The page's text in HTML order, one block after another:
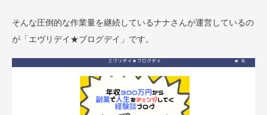
そんな圧倒的な作業量を継続しているナナさんが運営しているの
が「エヴリデイ★ブログデイ」です。